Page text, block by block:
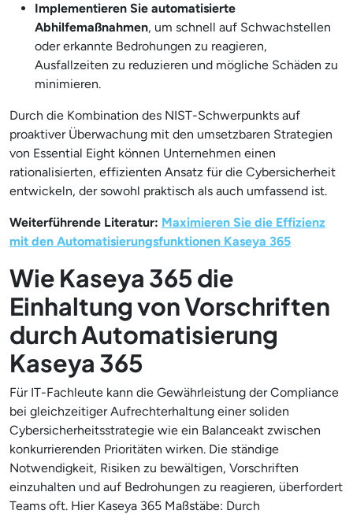
Implementieren Sie automatisierte
Abhilfemaßnahmen, um schnell auf Schwachstellen
oder erkannte Bedrohungen zu reagieren,
Ausfallzeiten zu reduzieren und mögliche Schäden zu
minimieren.
Durch die Kombination des NIST-Schwerpunkts auf
proaktiver Überwachung mit den umsetzbaren Strategien
von Essential Eight können Unternehmen einen
rationalisierten, effizienten Ansatz für die Cybersicherheit
entwickeln, der sowohl praktisch als auch umfassend ist.
Weiterführende Literatur: Maximieren Sie die Effizienz
mit den Automatisierungsfunktionen Kaseya 365
Wie Kaseya 365 die
Einhaltung von Vorschriften
durch Automatisierung
Kaseya 365
Für IT-Fachleute kann die Gewährleistung der Compliance
bei gleichzeitiger Aufrechterhaltung einer soliden
Cybersicherheitsstrategie wie ein Balanceakt zwischen
konkurrierenden Prioritäten wirken. Die ständige
Notwendigkeit, Risiken zu bewältigen, Vorschriften
einzuhalten und auf Bedrohungen zu reagieren, überfordert
Teams oft. Hier Kaseya 365 Maßstäbe: Durch